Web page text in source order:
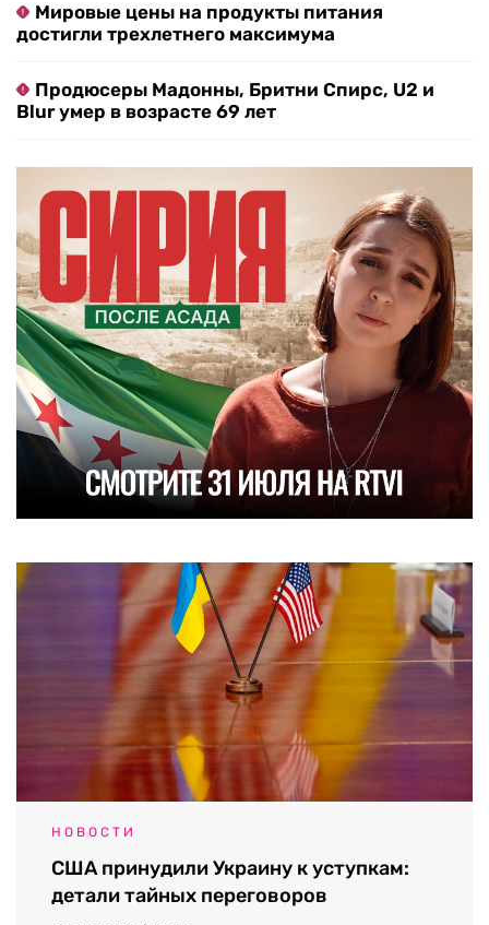
Мировые цены на продукты питания
достигли трехлетнего максимума
Продюсеры Мадонны, Бритни Спирс, U2 и
Blur умер в возрасте 69 лет
НОВОСТИ
США принудили Украину к уступкам:
детали тайных переговоров